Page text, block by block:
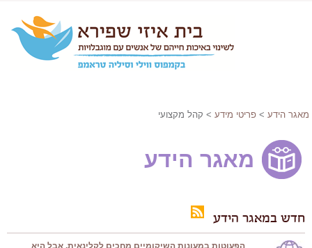
מאגר הידע > פריטי מידע > קהל מקצועי
מאגר הידע
חדש במאגר הידע
הפעוטות במעונות השיקומיים מחכים לקלינאית. אבל היא